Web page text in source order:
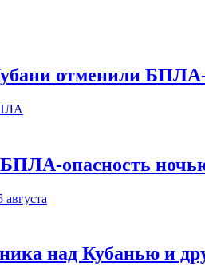
отменили
опасность
над Кубанью и